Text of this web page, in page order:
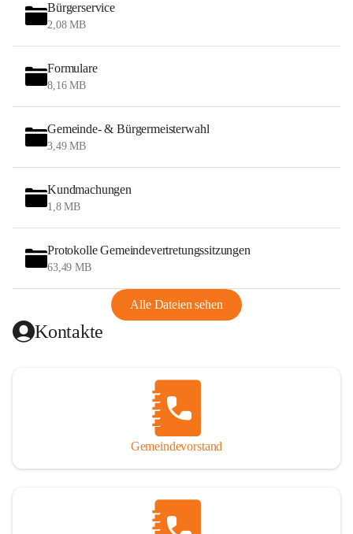
Bürgerservice
2,08 MB
Formulare
8,16 MB
Gemeinde- & Bürgermeisterwahl
3,49 MB
Kundmachungen
1,8 MB
Protokolle Gemeindevertretungssitzungen
63,49 MB
Alle Dateien sehen
Kontakte
Gemeindevorstand